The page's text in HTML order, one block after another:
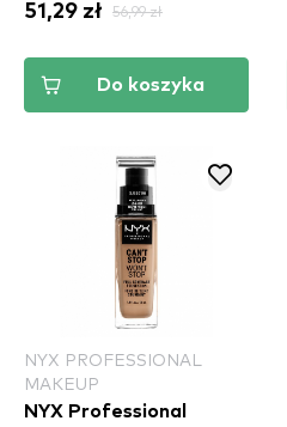
51,29 zł 56,99 zł
Do koszyka
NYX PROFESSIONAL
MAKEUP
NYX Professional